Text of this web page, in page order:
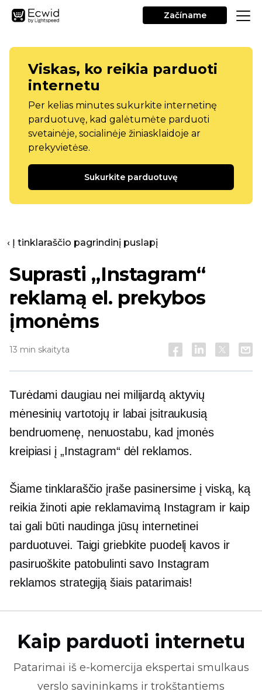
Začíname
Viskas, ko reikia parduoti
internetu
Per kelias minutes sukurkite internetinę
parduotuvę, kad galėtumėte parduoti
svetainėje, socialinėje žiniasklaidoje ar
prekyvietėse.
Sukurkite parduotuvę
‹ Į tinklaraščio pagrindinį puslapį
Suprasti „Instagram“
reklamą el. prekybos
įmonėms
13 min skaityta
Turėdami daugiau nei milijardą aktyvių
mėnesinių vartotojų ir labai įsitraukusią
bendruomenę, nenuostabu, kad įmonės
kreipiasi į „Instagram“ dėl reklamos.
Šiame tinklaraščio įraše pasinersime į viską, ką
reikia žinoti apie reklamavimą Instagram ir kaip
tai gali būti naudinga jūsų internetinei
parduotuvei. Taigi griebkite puodelį kavos ir
pasiruoškite patobulinti savo Instagram
reklamos strategiją šiais patarimais!
Kaip parduoti internetu
Patarimai iš e-komercija ekspertai smulkaus
verslo savininkams ir trokštantiems